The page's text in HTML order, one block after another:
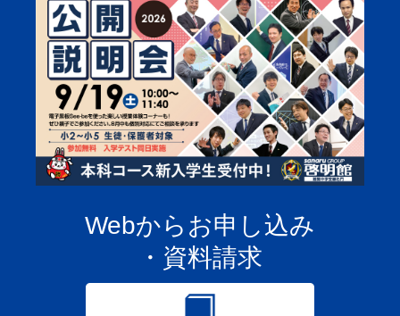
Webからお申し込み
・資料請求